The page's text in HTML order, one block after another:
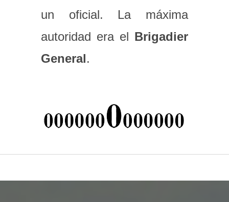
un oficial. La máxima
autoridad era el Brigadier
General.